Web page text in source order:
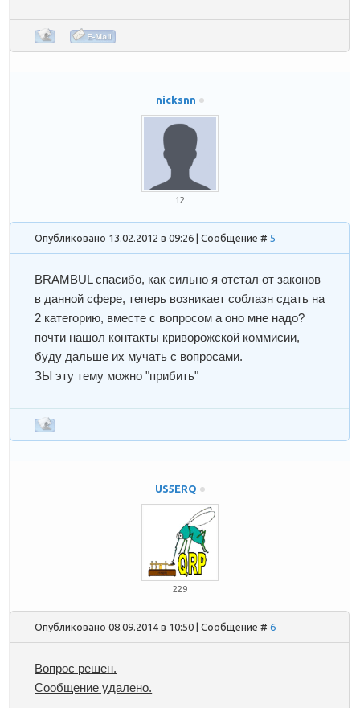
nicksnn
12
Опубликовано 13.02.2012 в 09:26 | Сообщение #5
BRAMBULспасибо, как сильно я отстал от законов
в данной сфере, теперь возникает соблазн сдать на
2 категорию, вместе с вопросом а оно мне надо?
почти нашол контакты криворожской коммисии,
буду дальше их мучать с вопросами.
ЗЫ эту тему можно "прибить"
US5ERQ
229
Опубликовано 08.09.2014 в 10:50 | Сообщение #6
Вопрос решен.
Сообщение удалено.